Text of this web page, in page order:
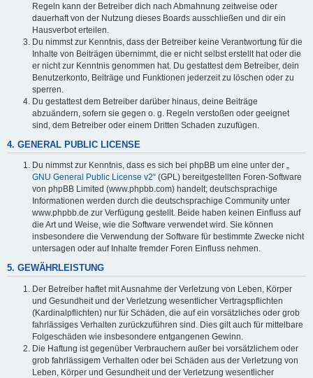
Regeln kann der Betreiber dich nach Abmahnung zeitweise oder
dauerhaft von der Nutzung dieses Boards ausschließen und dir ein
Hausverbot erteilen.
Du nimmst zur Kenntnis, dass der Betreiber keine Verantwortung für die
Inhalte von Beiträgen übernimmt, die er nicht selbst erstellt hat oder die
er nicht zur Kenntnis genommen hat. Du gestattest dem Betreiber, dein
Benutzerkonto, Beiträge und Funktionen jederzeit zu löschen oder zu
sperren.
Du gestattest dem Betreiber darüber hinaus, deine Beiträge
abzuändern, sofern sie gegen o. g. Regeln verstoßen oder geeignet
sind, dem Betreiber oder einem Dritten Schaden zuzufügen.
4. GENERAL PUBLIC LICENSE
Du nimmst zur Kenntnis, dass es sich bei phpBB um eine unter der „
GNU General Public License v2“ (GPL) bereitgestellten Foren-Software
von phpBB Limited (www.phpbb.com) handelt; deutschsprachige
Informationen werden durch die deutschsprachige Community unter
www.phpbb.de zur Verfügung gestellt. Beide haben keinen Einfluss auf
die Art und Weise, wie die Software verwendet wird. Sie können
insbesondere die Verwendung der Software für bestimmte Zwecke nicht
untersagen oder auf Inhalte fremder Foren Einfluss nehmen.
5. GEWÄHRLEISTUNG
Der Betreiber haftet mit Ausnahme der Verletzung von Leben, Körper
und Gesundheit und der Verletzung wesentlicher Vertragspflichten
(Kardinalpflichten) nur für Schäden, die auf ein vorsätzliches oder grob
fahrlässiges Verhalten zurückzuführen sind. Dies gilt auch für mittelbare
Folgeschäden wie insbesondere entgangenen Gewinn.
Die Haftung ist gegenüber Verbrauchern außer bei vorsätzlichem oder
grob fahrlässigem Verhalten oder bei Schäden aus der Verletzung von
Leben, Körper und Gesundheit und der Verletzung wesentlicher